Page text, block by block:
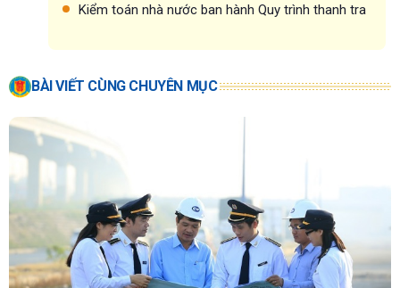
Kiểm toán nhà nước ban hành Quy trình thanh tra
BÀI VIẾT CÙNG CHUYÊN MỤC